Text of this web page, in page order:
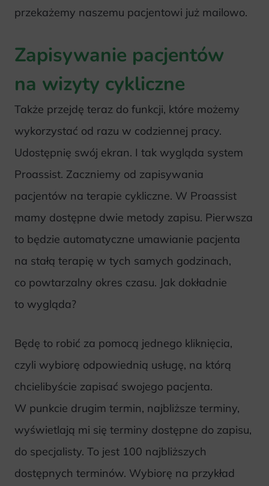
przekażemy naszemu pacjentowi już mailowo.
Zapisywanie pacjentów
na wizyty cykliczne
Także przejdę teraz do funkcji, które możemy
wykorzystać od razu w codziennej pracy.
Udostępnię swój ekran. I tak wygląda system
Proassist. Zaczniemy od zapisywania
pacjentów na terapie cykliczne. W Proassist
mamy dostępne dwie metody zapisu. Pierwsza
to będzie automatyczne umawianie pacjenta
na stałą terapię w tych samych godzinach,
co powtarzalny okres czasu. Jak dokładnie
to wygląda?
Będę to robić za pomocą jednego kliknięcia,
czyli wybiorę odpowiednią usługę, na którą
chcielibyście zapisać swojego pacjenta.
W punkcie drugim termin, najbliższe terminy,
wyświetlają mi się terminy dostępne do zapisu,
do specjalisty. To jest 100 najbliższych
dostępnych terminów. Wybiorę na przykład